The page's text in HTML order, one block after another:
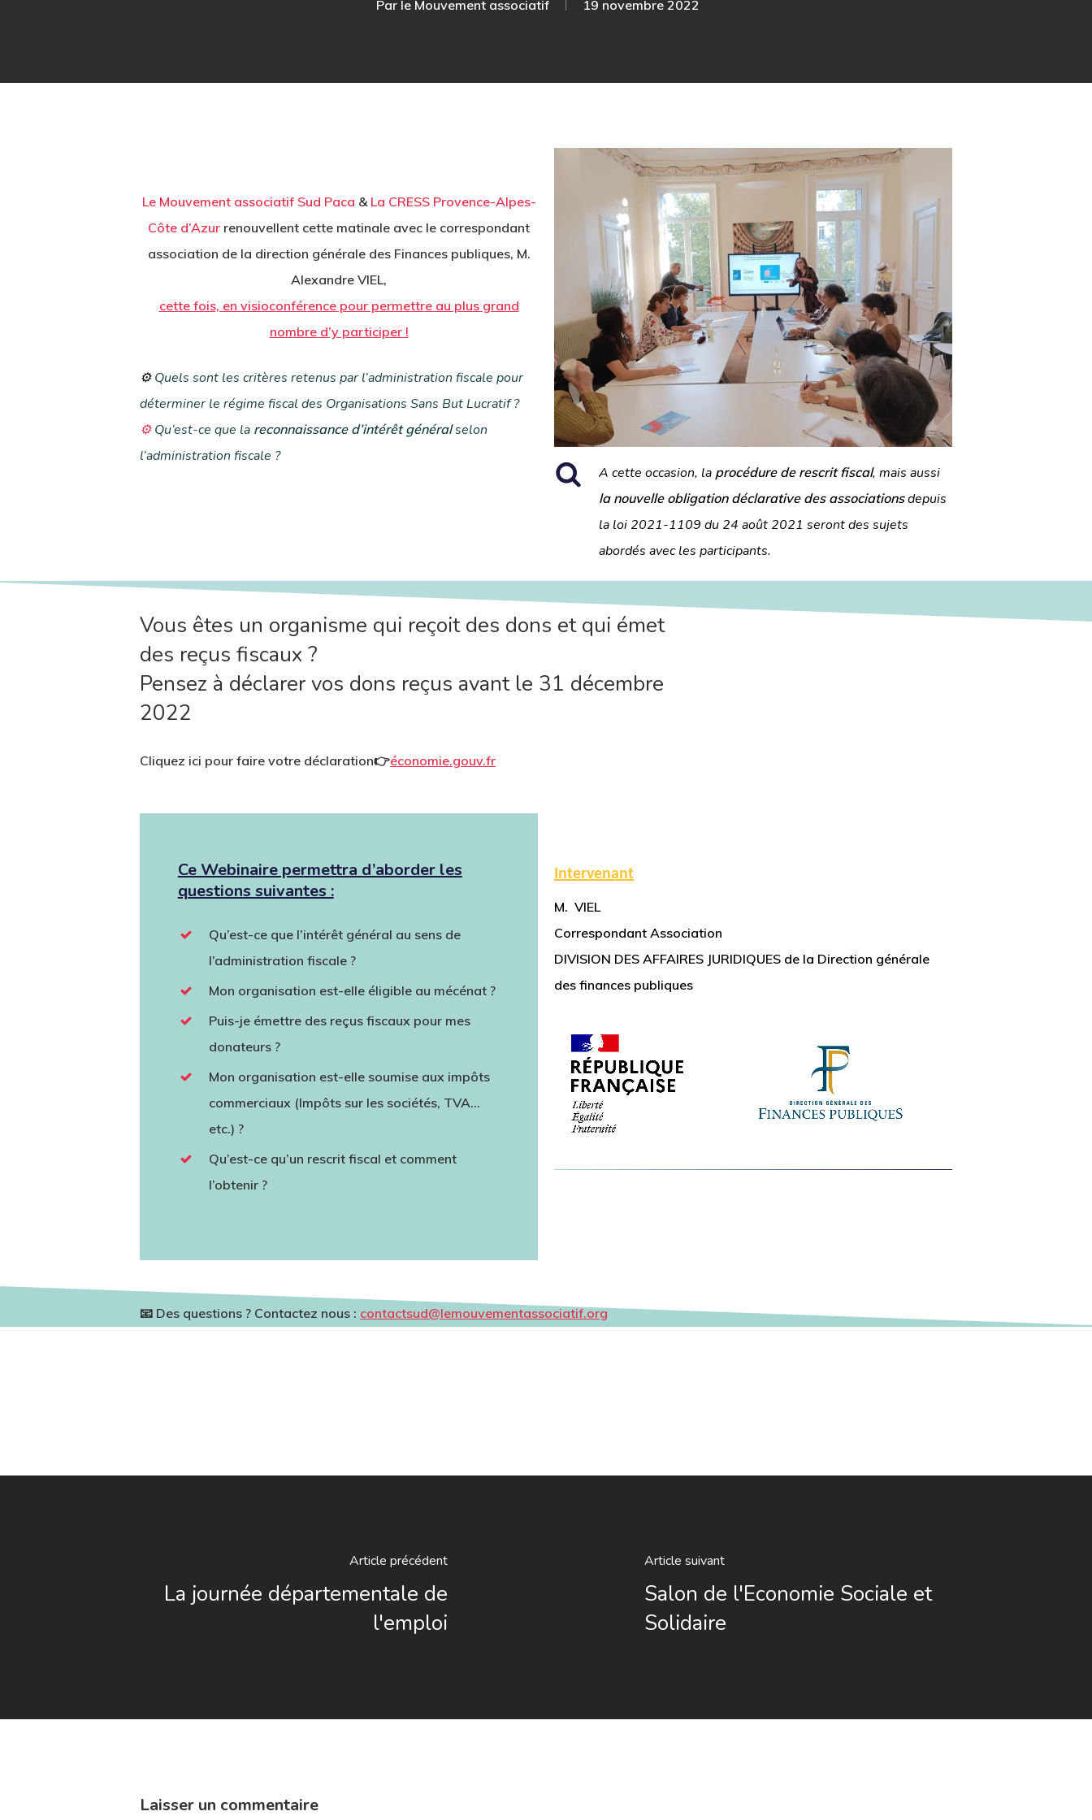
Par le Mouvement associatif 19 novembre 2022
Le Mouvement associatif Sud Paca & La CRESS Provence-Alpes-
Côte d’Azur renouvellent cette matinale avec le correspondant
association de la direction générale des Finances publiques, M.
Alexandre VIEL,
cette fois, en visioconférence pour permettre au plus grand
nombre d’y participer !
⚙Quels sont les critères retenus par l’administration fiscale pour
déterminer le régime fiscal des Organisations Sans But Lucratif ?
⚙Qu’est-ce que la reconnaissance d’intérêt généralselon
l’administration fiscale ?
A cette occasion, laprocédure de rescrit fiscal, mais aussi
la nouvelle obligation déclarative des associationsdepuis
la loi 2021-1109 du 24 août 2021 seront des sujets
abordés avec les participants.
Vous êtes un organisme qui reçoit des dons et qui émet
des reçus fiscaux ?
Pensez à déclarer vos dons reçus avant le 31 décembre
2022
Cliquez ici pour faire votre déclaration👉économie.gouv.fr
Ce Webinaire permettra d’aborder les
questions suivantes :
Qu’est-ce que l’intérêt général au sens de
l’administration fiscale ?
Mon organisation est-elle éligible au mécénat ?
Puis-je émettre des reçus fiscaux pour mes
donateurs ?
Mon organisation est-elle soumise aux impôts
commerciaux (Impôts sur les sociétés, TVA…
etc.) ?
Qu’est-ce qu’un rescrit fiscal et comment
l’obtenir ?
Intervenant
M. VIEL
Correspondant Association
DIVISION DES AFFAIRES JURIDIQUES de la Direction générale
des finances publiques
📧 Des questions ? Contactez nous : contactsud@lemouvementassociatif.org
Article précédent
La journée départementale de
l'emploi
Article suivant
Salon de l'Economie Sociale et
Solidaire
Laisser un commentaire